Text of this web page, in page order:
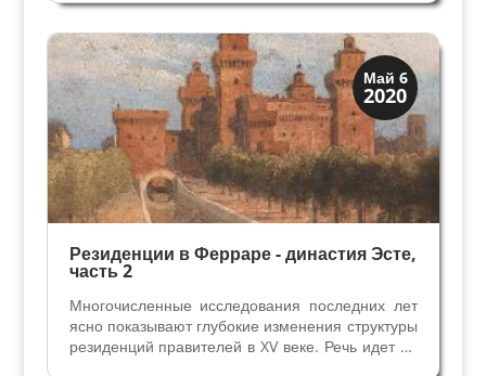
получить образование вместе со своим
младшим сыном Карлом Смелым и cвоими
незаконными детьми (более...
Май 6
2020
Династии
Мантуя и Феррара
Резиденции в Ферраре - династия Эсте,
часть 2
Многочисленные исследования последних лет
ясно показывают глубокие изменения структуры
резиденций правителей в XV веке. Речь идет не